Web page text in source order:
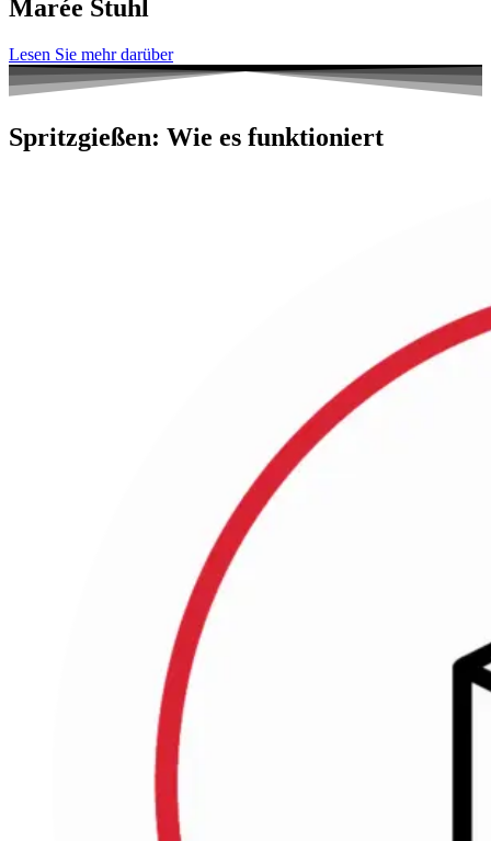
Marée Stuhl
Lesen Sie mehr darüber
Spritzgießen: Wie es funktioniert